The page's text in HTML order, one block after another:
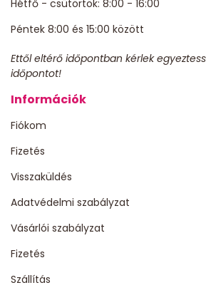
Hétfő - csütörtök: 8:00 - 16:00
Péntek 8:00 és 15:00 között
Ettől eltérő időpontban kérlek
időpontot!
Információk
Fiókom
Fizetés
Visszaküldés
Adatvédelmi szabályzat
Vásárlói szabályzat
Fizetés
Szállítás